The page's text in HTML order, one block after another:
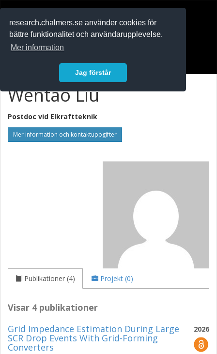
research.chalmers.se använder cookies för
bättre funktionalitet och användarupplevelse.
Mer information
Jag förstår
Wentao Liu
Postdoc vid Elkraftteknik
Mer information och kontaktuppgifter
Publikationer (4) Projekt (0)
Visar 4 publikationer
2026
Grid Impedance Estimation During Large
SCR Drop Events With Grid-Forming
Converters